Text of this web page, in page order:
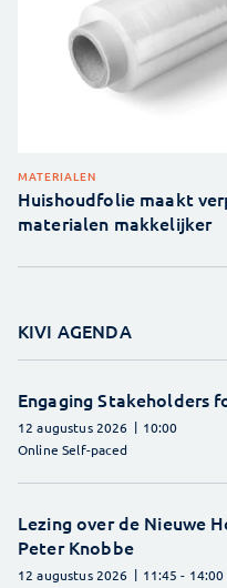
MATERIALEN
Huishoudfolie maakt
materialen makkelijker
KIVI AGENDA
Engaging Stakeholders
12 augustus 2026
10:00
Online Self-paced
Lezing over de Nieuwe
Peter Knobbe
12 augustus 2026 11:45 - 14:00